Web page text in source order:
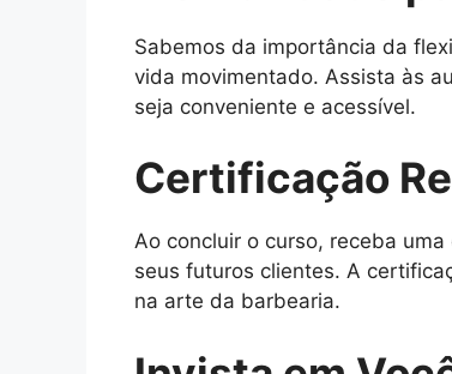
Sabemos da importância da
vida movimentado. Assista às
seja conveniente e acessível.
Certificação
Ao concluir o curso, receba
seus futuros clientes. A
na arte da barbearia.